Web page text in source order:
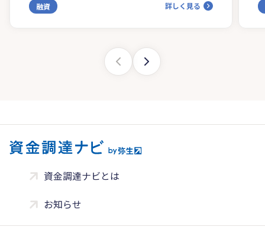
融資 詳しく見る
資金調達ナビとは
お知らせ